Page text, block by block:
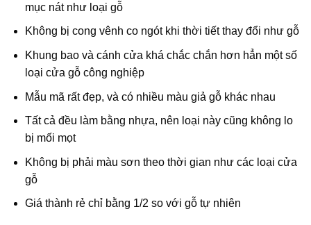
mục nát như loại gỗ
Không bị cong vênh co ngót khi thời tiết thay đổi như gỗ
Khung bao và cánh cửa khá chắc chắn hơn hẳn một số
loại cửa gỗ công nghiệp
Mẫu mã rất đẹp, và có nhiều màu giả gỗ khác nhau
Tất cả đều làm bằng nhựa, nên loại này cũng không lo
bị mối mọt
Không bị phải màu sơn theo thời gian như các loại cửa
gỗ
Giá thành rẻ chỉ bằng 1/2 so với gỗ tự nhiên